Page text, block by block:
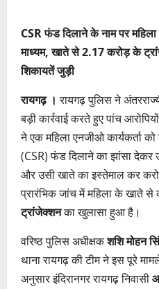
CSR फंड दिलाने के नाम पर महिला
माध्यम, खाते से 2.17 करोड़ के
शिकायतें जुड़ी
रायगढ़ । रायगढ़ पुलिस ने
बड़ी कार्रवाई करते हुए पांच
ने एक महिला एनजीओ कार्यकर्ता को
(CSR) फंड दिलाने का झांसा
और उसी खाते का इस्तेमाल कर
प्रारंभिक जांच में महिला के खाते से
ट्रांजेक्शनका खुलासा हुआ है।
वरिष्ठ पुलिस अधीक्षकशशि मोहन
थाना रायगढ़ की टीम ने इस पूरे
अनुसार इंदिरानगर रायगढ़ निवासी